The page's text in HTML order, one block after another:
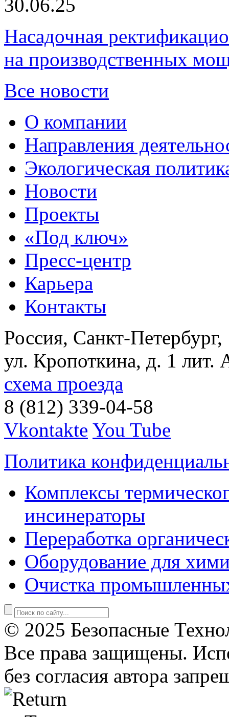
30.06.25
Насадочная
на производственных
Все новости
О компании
Направления
Экологическая
Новости
Проекты
«Под ключ»
Пресс-центр
Карьера
Контакты
Россия, Санкт-Петербург,
ул. Кропоткина, д. 1 лит.
схема проезда
8 (812) 339-04-58
Vkontakte You Tube
Политика
Комплексы
инсинераторы
Переработка
Оборудование для
Очистка
© 2025 Безопасные
Все права защищены.
без согласия автора